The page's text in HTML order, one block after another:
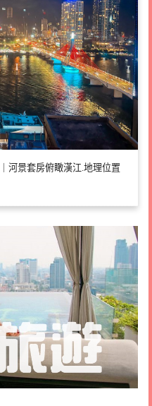
河景套房俯瞰漢江.地理位置